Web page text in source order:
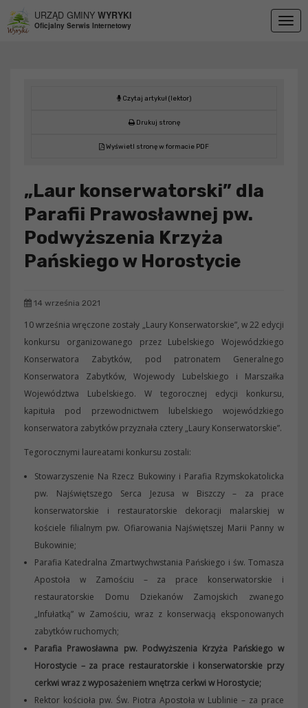
URZĄD GMINY WYRYKI
Oficjalny Serwis Internetowy
Czytaj artykuł (lektor)
Drukuj stronę
Wyświetl stronę w formacie PDF
„Laur konserwatorski” dla
Parafii Prawosławnej pw.
Podwyższenia Krzyża
Pańskiego w Horostycie
14 września 2021
10 września wręczone zostały „Laury Konserwatorskie”, w 22 edycji
konkursu organizowanego przez Lubelskiego Wojewódzkiego
Konserwatora Zabytków, pod patronatem Generalnego
Konserwatora Zabytków, Wojewody Lubelskiego i Marszałka
Województwa Lubelskiego. W tegorocznej edycji konkursu,
kapituła pod przewodnictwem lubelskiego wojewódzkiego
konserwatora zabytków przyznała cztery „Laury Konserwatorskie”.
Tegorocznymi laureatami konkursu zostali:
Stowarzyszenie Na Rzecz Bukowiny i Parafia Rzymskokatolicka
pw. Najświętszego Serca Jezusa w Biszczy – za prace
konserwatorskie i restauratorskie dekoracji malarskiej w
kościele filialnym pw. Ofiarowania Najświętszej Marii Panny w
Bukowinie;
Parafia Katedralna Zmartwychwstania Pańskiego i św. Tomasza
Apostoła w Zamościu – za prace konserwatorskie i
restauratorskie Domu Dziekanów Zamojskich zwanego
„Infułatką” w Zamościu, wraz z konserwacją eksponowanych
zabytków ruchomych;
Parafia Prawosławna pw. Podwyższenia Krzyża Pańskiego w
Horostycie – za prace restauratorskie i konserwatorskie przy
cerkwi wraz z wyposażeniem wnętrza cerkwi w Horostycie;
Rektor kościoła pw. Św. Piotra Apostoła w Lublinie – za prace